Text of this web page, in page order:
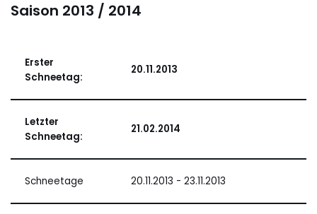
Saison 2013 / 2014
Erster
Schneetag:
20.11.2013
Letzter
Schneetag:
21.02.2014
Schneetage 20.11.2013 - 23.11.2013